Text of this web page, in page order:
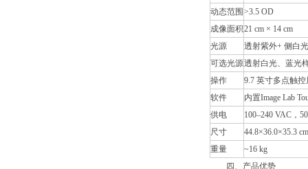
动态范围 >3.5 OD
成像面积21 cm × 14 cm
光源
透射紫外+ 侧白
可选光源透射白光、蓝光
操作
9.7 英寸多点触控
软件
内置Image Lab
供电
100–240 VAC，
尺寸
44.8×36.0×35.3 cm
重量
~16 kg
四、产品优势